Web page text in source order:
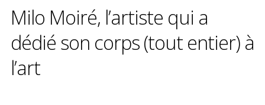
Milo Moiré, l’artiste qui a
dédié son corps (tout entier) à
l’art